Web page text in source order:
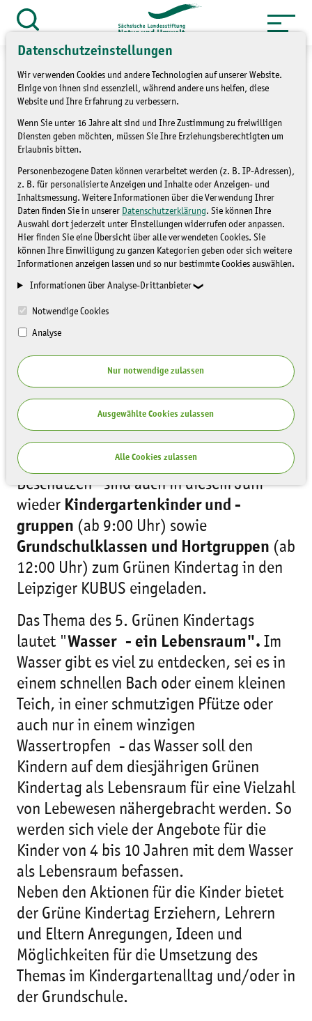
Datenschutzeinstellungen
Wir verwenden Cookies und andere Technologien auf unserer Website.
Einige von ihnen sind essenziell, während andere uns helfen, diese
Website und Ihre Erfahrung zu verbessern.
Wenn Sie unter 16 Jahre alt sind und Ihre Zustimmung zu freiwilligen
Diensten geben möchten, müssen Sie Ihre Erziehungsberechtigten um
Erlaubnis bitten.
Personenbezogene Daten können verarbeitet werden (z. B. IP-Adressen),
z. B. für personalisierte Anzeigen und Inhalte oder Anzeigen- und
Inhaltsmessung. Weitere Informationen über die Verwendung Ihrer
Daten finden Sie in unserer Datenschutzerklärung. Sie können Ihre
Auswahl dort jederzeit unter Einstellungen widerrufen oder anpassen.
Hier finden Sie eine Übersicht über alle verwendeten Cookies. Sie
können Ihre Einwilligung zu ganzen Kategorien geben oder sich weitere
Informationen anzeigen lassen und so nur bestimmte Cookies auswählen.
Informationen über Analyse-Drittanbieter
Notwendige Cookies
Analyse
Nur notwendige zulassen
Ausgewählte Cookies zulassen
Alle Cookies zulassen
Zum
Inhalt
springen
öffnen
Service » Presse und Medien
» Pressemitteilungen
Ein Naturerlebnismarkt
PRESSEMITTEILUNGEN
Umweltbildung zum Anfassen:Unter
dem Motto "Bestaunen - Begreifen -
Beschützen" sind auch in diesem Juni
wieder Kindergartenkinder und -
gruppen (ab 9:00 Uhr) sowie
Grundschulklassen und Hortgruppen (ab
12:00 Uhr) zum Grünen Kindertag in den
Leipziger KUBUS eingeladen.
Das Thema des 5. Grünen Kindertags
lautet "Wasser - ein Lebensraum". Im
Wasser gibt es viel zu entdecken, sei es in
einem schnellen Bach oder einem kleinen
Teich, in einer schmutzigen Pfütze oder
auch nur in einem winzigen
Wassertropfen - das Wasser soll den
Kindern auf dem diesjährigen Grünen
Kindertag als Lebensraum für eine Vielzahl
von Lebewesen nähergebracht werden. So
werden sich viele der Angebote für die
Kinder von 4 bis 10 Jahren mit dem Wasser
als Lebensraum befassen.
Neben den Aktionen für die Kinder bietet
der Grüne Kindertag Erziehern, Lehrern
und Eltern Anregungen, Ideen und
Möglichkeiten für die Umsetzung des
Themas im Kindergartenalltag und/oder in
der Grundschule.